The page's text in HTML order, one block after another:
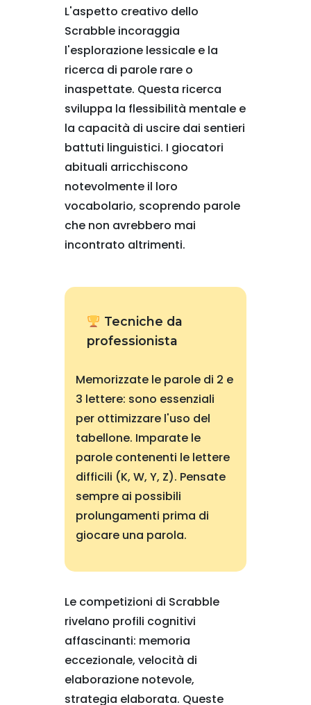
L'aspetto creativo dello
Scrabble incoraggia
l'esplorazione lessicale e la
ricerca di parole rare o
inaspettate. Questa ricerca
sviluppa la flessibilità mentale e
la capacità di uscire dai sentieri
battuti linguistici. I giocatori
abituali arricchiscono
notevolmente il loro
vocabolario, scoprendo parole
che non avrebbero mai
incontrato altrimenti.
Tecniche da
professionista
Memorizzate le parole di 2 e
3 lettere: sono essenziali
per ottimizzare l'uso del
tabellone. Imparate le
parole contenenti le lettere
difficili (K, W, Y, Z). Pensate
sempre ai possibili
prolungamenti prima di
giocare una parola.
Le competizioni di Scrabble
rivelano profili cognitivi
affascinanti: memoria
eccezionale, velocità di
elaborazione notevole,
strategia elaborata. Queste